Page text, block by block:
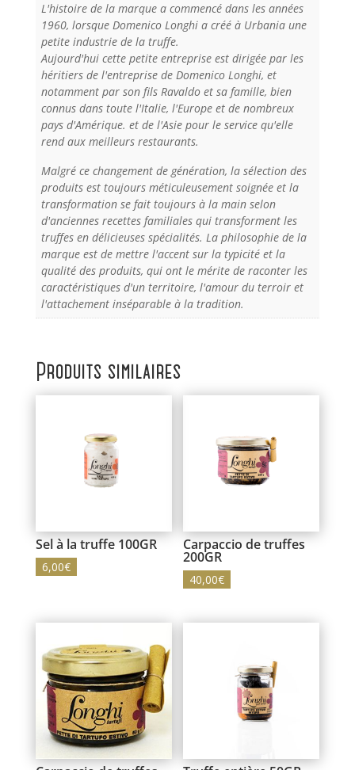
L'histoire de la marque a commencé dans les années
1960, lorsque Domenico Longhi a créé à Urbania une
petite industrie de la truffe.
Aujourd'hui cette petite entreprise est dirigée par les
héritiers de l'entreprise de Domenico Longhi, et
notamment par son fils Ravaldo et sa famille, bien
connus dans toute l'Italie, l'Europe et de nombreux
pays d'Amérique. et de l'Asie pour le service qu'elle
rend aux meilleurs restaurants.
Malgré ce changement de génération, la sélection des
produits est toujours méticuleusement soignée et la
transformation se fait toujours à la main selon
d'anciennes recettes familiales qui transforment les
truffes en délicieuses spécialités. La philosophie de la
marque est de mettre l'accent sur la typicité et la
qualité des produits, qui ont le mérite de raconter les
caractéristiques d'un territoire, l'amour du terroir et
l'attachement inséparable à la tradition.
Produits similaires
Sel à la truffe 100GR
6,00€
Carpaccio de truffes
200GR
40,00€